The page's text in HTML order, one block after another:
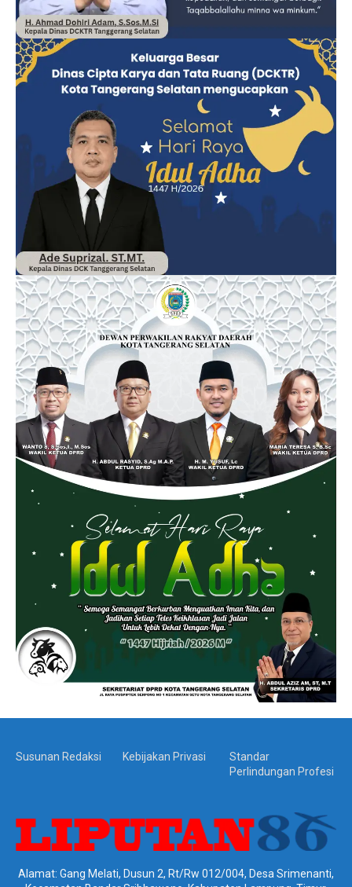
Susunan Redaksi Kebijakan Privasi
Standar
Perlindungan Profesi
Alamat: Gang Melati, Dusun 2, Rt/Rw 012/004, Desa Srimenanti,